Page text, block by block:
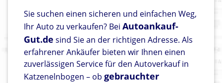
Sie suchen einen sicheren und einfachen Weg,
Ihr Auto zu verkaufen? Bei Autoankauf-
Gut.de sind Sie an der richtigen Adresse. Als
erfahrener Ankäufer bieten wir Ihnen einen
zuverlässigen Service für den Autoverkauf in
Katzenelnbogen – ob gebrauchter